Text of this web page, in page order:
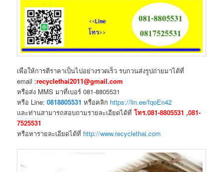
เพื่อให้การตีราคาเป็นไปอย่างรวดเร็ว รบกวนส่งรูปถ่ายมาได้ที่
email :recyclethai2011@gmail.com
หรือส่ง MMS มาที่เบอร์ 081-8805531
หรือ Line:0818805531 หรือคลิก https://lin.ee/fqoEn42
และท่านสามารถสอบถามรายละเอียดได้ที่โทร.081-8805531 ,081-
7525531
หรือหารายละเอียดได้ที่ http://www.recyclethai.com